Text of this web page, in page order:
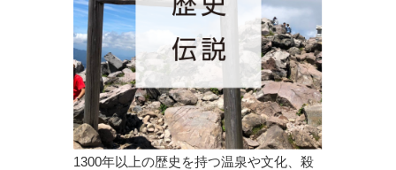
1300年以上の歴史を持つ温泉や文化、殺